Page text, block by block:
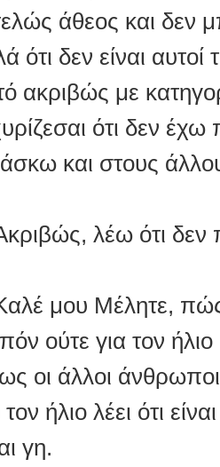
άθεος και
ότι δεν είναι
ακριβώς με
ότι δεν
και στους
λέω ότι δεν
μου Μέλητε, πώς
ούτε για τον ήλιο
οι άλλοι
τον ήλιο λέει ότι
γη.